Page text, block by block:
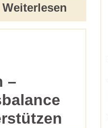
Weiterlesen
–